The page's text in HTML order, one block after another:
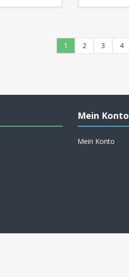
1 2 3 4
Mein Konto
Mein Konto